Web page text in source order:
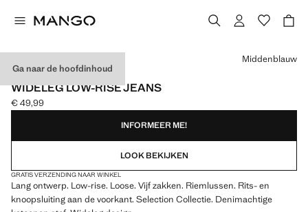
Ga naar de hoofdinhoud
SELECTION
WIDELEG LOW-RISE JEANS
Huidige prijs [€ 49,99 ]
€ 49,99
Kies een kleur
Middenblauw
INFORMEER ME!
LOOK BEKIJKEN
GRATIS VERZENDING NAAR WINKEL
Lang ontwerp. Low-rise. Loose. Vijf zakken. Riemlussen. Rits- en
knoopsluiting aan de voorkant. Selection Collectie. Denimachtige